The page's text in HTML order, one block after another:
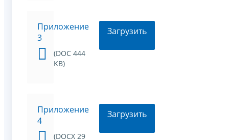
Приложение
3
(DOC 444
KB)
Загрузить
Приложение
4
(DOCX 29
Загрузить